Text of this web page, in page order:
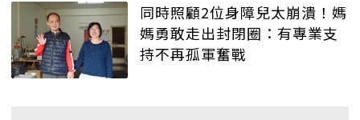
同時照顧2位身障兒太崩潰！媽
媽勇敢走出封閉圈：有專業支
持不再孤軍奮戰